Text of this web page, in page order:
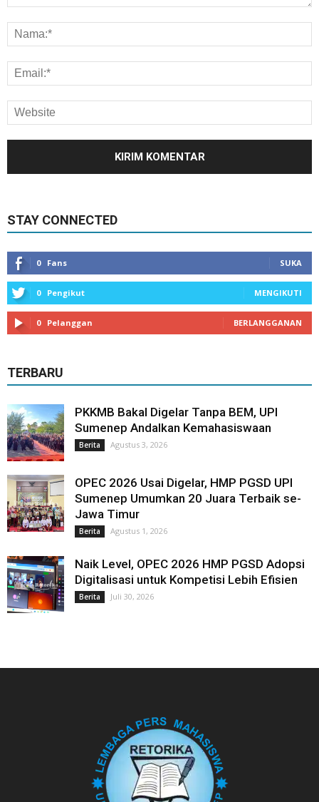
STAY CONNECTED
0 Fans SUKA
0 Pengikut MENGIKUTI
0 Pelanggan BERLANGGANAN
TERBARU
PKKMB Bakal Digelar Tanpa BEM, UPI
Sumenep Andalkan Kemahasiswaan
Berita Agustus 3, 2026
OPEC 2026 Usai Digelar, HMP PGSD UPI
Sumenep Umumkan 20 Juara Terbaik se-
Jawa Timur
Berita Agustus 1, 2026
Naik Level, OPEC 2026 HMP PGSD Adopsi
Digitalisasi untuk Kompetisi Lebih Efisien
Berita Juli 30, 2026